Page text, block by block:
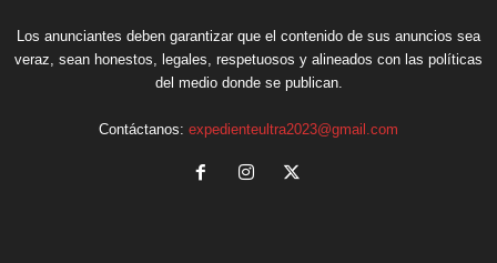
Los anunciantes deben garantizar que el contenido de sus anuncios sea
veraz, sean honestos, legales, respetuosos y alineados con las políticas
del medio donde se publican.
Contáctanos: expedienteultra2023@gmail.com